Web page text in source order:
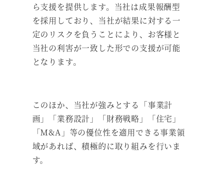
ら支援を提供します。当社は成果報酬型
を採用しており、当社が結果に対する一
定のリスクを負うことにより、お客様と
当社の利害が一致した形での支援が可能
となります。
このほか、当社が強みとする「事業計
画」「業務設計」「財務戦略」「住宅」
「M&A」等の優位性を適用できる事業領
域があれば、積極的に取り組みを行いま
す。